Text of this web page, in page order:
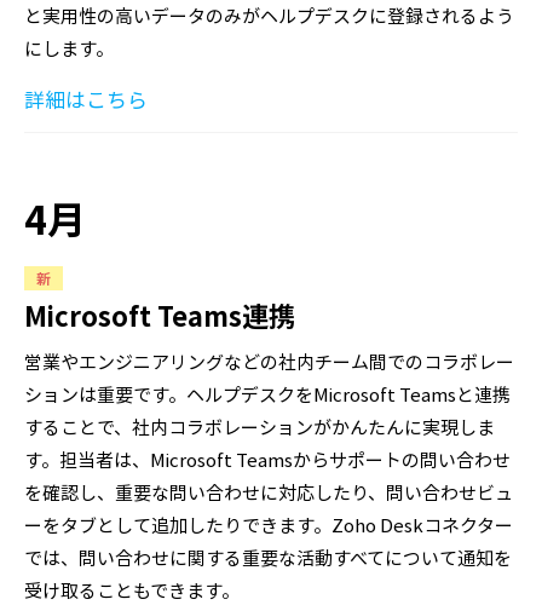
と実用性の高いデータのみがヘルプデスクに登録されるよう
にします。
詳細はこちら
4月
Microsoft Teams連携
新
営業やエンジニアリングなどの社内チーム間でのコラボレー
ションは重要です。ヘルプデスクをMicrosoft Teamsと連携
することで、社内コラボレーションがかんたんに実現しま
す。担当者は、Microsoft Teamsからサポートの問い合わせ
を確認し、重要な問い合わせに対応したり、問い合わせビュ
ーをタブとして追加したりできます。Zoho Deskコネクター
では、問い合わせに関する重要な活動すべてについて通知を
受け取ることもできます。